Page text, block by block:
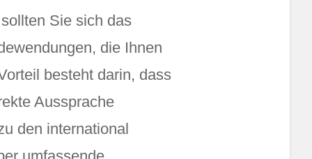
Sie sich das
die Ihnen
besteht darin, dass
Aussprache
den international